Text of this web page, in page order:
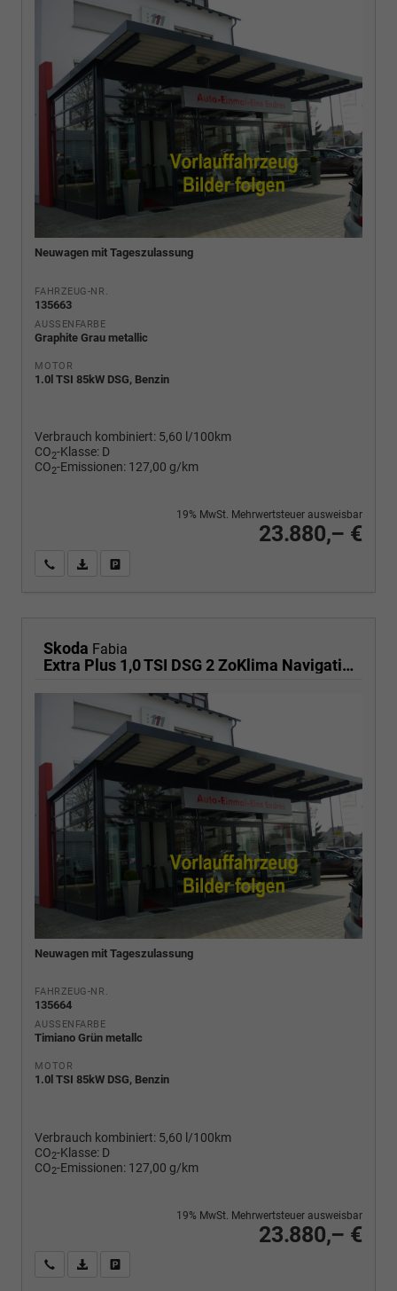
Neuwagen mit Tageszulassung
FAHRZEUG-NR.
135663
AUSSENFARBE
Graphite Grau metallic
MOTOR
1.0l TSI 85kW DSG, Benzin
Verbrauch kombiniert: 5,60 l/100km
CO2-Klasse: D
CO2-Emissionen: 127,00 g/km
23.880,– €
19% MwSt. Mehrwertsteuer ausweisbar
Wir rufen Sie anPDF-Fahrzeugexposé drucken
Skoda Fabia
Extra Plus 1,0 TSI DSG 2 ZoKlima Navigation x Einparkhilfe Kessy beheiztes Lenkrad Sitzheizung Sunset 5J Garantie
Neuwagen mit Tageszulassung
FAHRZEUG-NR.
135664
AUSSENFARBE
Timiano Grün metallc
MOTOR
1.0l TSI 85kW DSG, Benzin
Verbrauch kombiniert: 5,60 l/100km
CO2-Klasse: D
CO2-Emissionen: 127,00 g/km
23.880,– €
19% MwSt. Mehrwertsteuer ausweisbar
Wir rufen Sie anPDF-Fahrzeugexposé drucken